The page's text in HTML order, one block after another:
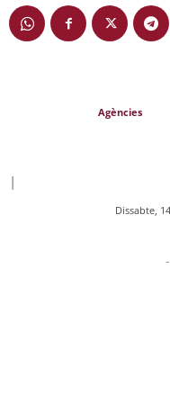
Agències
|
Dissabte,